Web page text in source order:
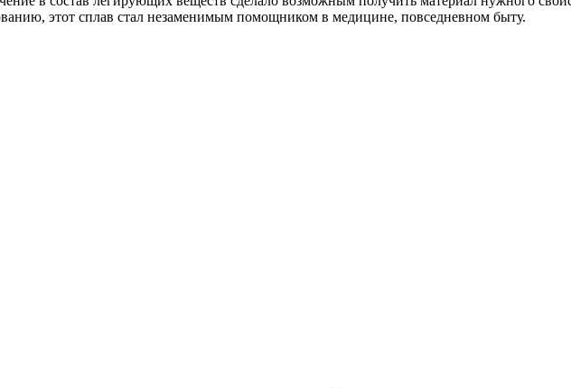
этот сплав стал незаменимым помощником в медицине, повседневном быту.